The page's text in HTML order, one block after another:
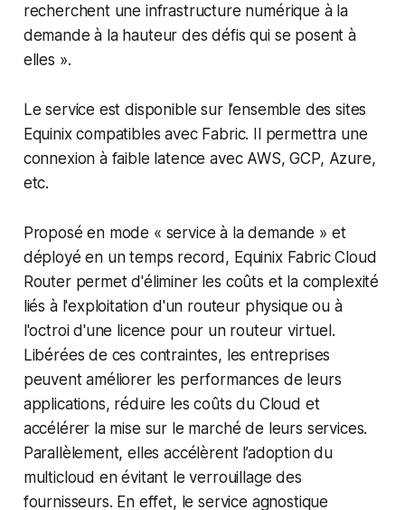
recherchent une infrastructure numérique à la
demande à la hauteur des défis qui se posent à
elles ».
Le service est disponible sur l’ensemble des sites
Equinix compatibles avec Fabric. Il permettra une
connexion à faible latence avec AWS, GCP, Azure,
etc.
Proposé en mode « service à la demande » et
déployé en un temps record, Equinix Fabric Cloud
Router permet d'éliminer les coûts et la complexité
liés à l'exploitation d'un routeur physique ou à
l'octroi d'une licence pour un routeur virtuel.
Libérées de ces contraintes, les entreprises
peuvent améliorer les performances de leurs
applications, réduire les coûts du Cloud et
accélérer la mise sur le marché de leurs services.
Parallèlement, elles accélèrent l’adoption du
multicloud en évitant le verrouillage des
fournisseurs. En effet, le service agnostique